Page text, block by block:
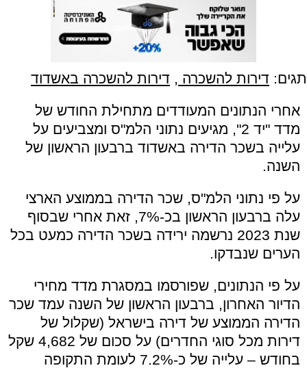
תגים: דירות להשכרה , דירות להשכרה באשדוד
אחרי הנתונים המעודדים מתחילת החודש של
מדד "יד 2", מגיעים נתוני הלמ"ס ומצביעים על
עלייה בשכר הדירה באשדוד ברבעון הראשון של
השנה.
על פי נתוני הלמ"ס, שכר הדירה בממוצע הארצי
עלה ברבעון הראשון בכ-7%, זאת אחרי שבסוף
שנת 2023 נרשמה ירידה בשכר הדירה כמעט בכל
הערים שנבדקו.
על פי הנתונים, שפורסמו במסגרת מדד מחירי
הדיור האחרון, ברבעון הראשון של השנה עמד שכר
הדירה הממוצע של דירה בישראל (שקלול של
דירות מכל סוגי החדרים) על סכום של 4,682 שקל
בחודש – עלייה של כ-7.2% לעומת התקופה